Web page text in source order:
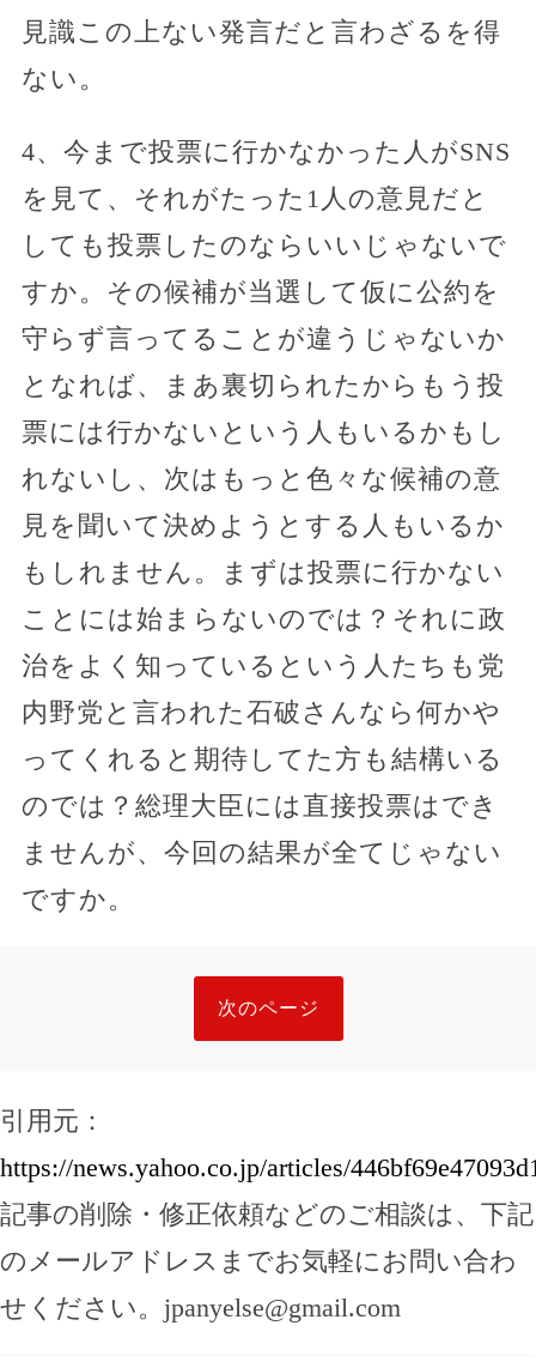
見識この上ない発言だと言わざるを得
ない。
4、今まで投票に行かなかった人がSNS
を見て、それがたった1人の意見だと
しても投票したのならいいじゃないで
すか。その候補が当選して仮に公約を
守らず言ってることが違うじゃないか
となれば、まあ裏切られたからもう投
票には行かないという人もいるかもし
れないし、次はもっと色々な候補の意
見を聞いて決めようとする人もいるか
もしれません。まずは投票に行かない
ことには始まらないのでは？それに政
治をよく知っているという人たちも党
内野党と言われた石破さんなら何かや
ってくれると期待してた方も結構いる
のでは？総理大臣には直接投票はでき
ませんが、今回の結果が全てじゃない
ですか。
次のページ
引用元：
https://news.yahoo.co.jp/articles/
記事の削除・修正依頼などのご相談は、下記
のメールアドレスまでお気軽にお問い合わ
せください。 jpanyelse@gmail.com